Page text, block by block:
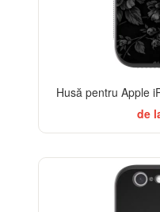
Husă pentru Apple
de